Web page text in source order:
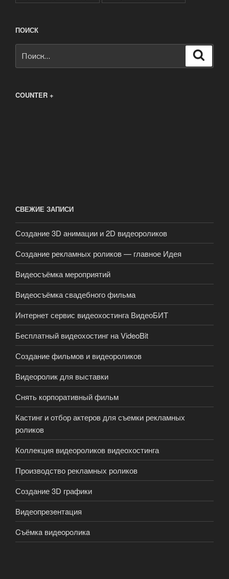
ПОИСК
COUNTER +
СВЕЖИЕ ЗАПИСИ
Создание 3D анимации и 2D видеороликов
Создание рекламных роликов — главное Идея
Видеосъёмка мероприятий
Видеосъёмка свадебного фильма
Интернет сервис видеохостинга ВидеоБИТ
Бесплатный видеохостинг на VideoBit
Создание фильмов и видеороликов
Видеоролик для выставки
Снять корпоративный фильм
Кастинг и отбор актеров для съемки рекламных
роликов
Коллекция видеороликов видеохостинга
Производство рекламных роликов
Создание 3D графики
Видеопpeзeнтaция
Cъёмкa видeopoликa